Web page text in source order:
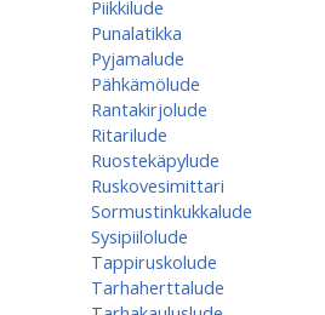
Piikkilude
Punalatikka
Pyjamalude
Pähkämölude
Rantakirjolude
Ritarilude
Ruostekäpylude
Ruskovesimittari
Sormustinkukkalude
Sysipiilolude
Tappiruskolude
Tarhaherttalude